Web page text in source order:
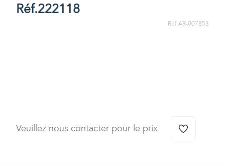
Réf.222118
Réf AR-007853
Veuillez nous contacter pour le prix